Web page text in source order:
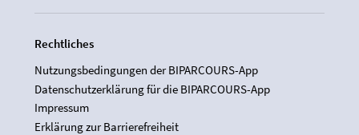
Rechtliches
Nutzungsbedingungen der BIPARCOURS-App
Datenschutzerklärung für die BIPARCOURS-App
Impressum
Erklärung zur Barrierefreiheit